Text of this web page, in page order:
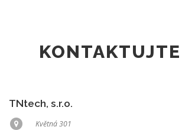
TNtech, s.r.o.
Květná 301